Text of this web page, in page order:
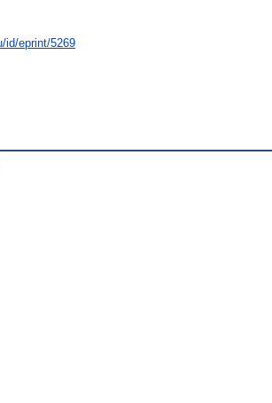
id/eprint/5269